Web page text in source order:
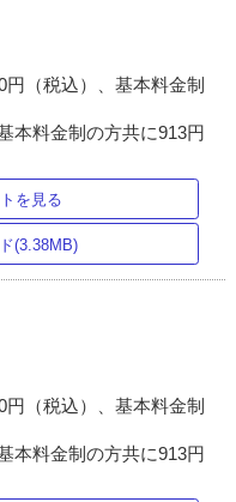
（税込）、基本料金制
本料金制の方共に913円
を見る
(3.38MB)
（税込）、基本料金制
本料金制の方共に913円